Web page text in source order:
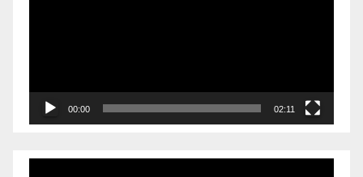
00:00 02:11